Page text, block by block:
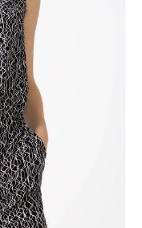
klikając przycisk